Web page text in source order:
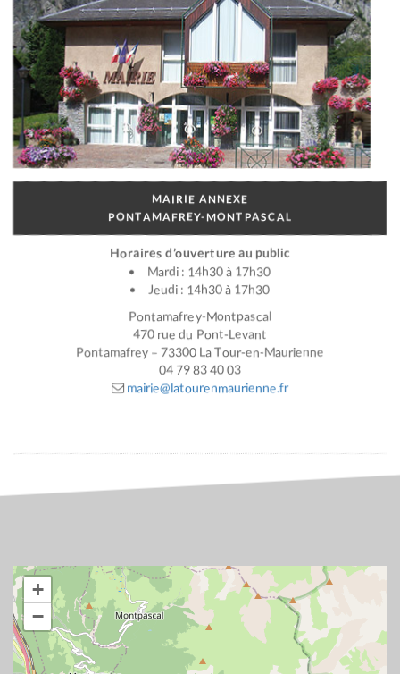
MAIRIE ANNEXE
PONTAMAFREY-MONTPASCAL
Horaires d’ouverture au public
Mardi : 14h30 à 17h30
Jeudi : 14h30 à 17h30
Pontamafrey-Montpascal
470 rue du Pont-Levant
Pontamafrey – 73300 La Tour-en-Maurienne
04 79 83 40 03
mairie@latourenmaurienne.fr
+
−